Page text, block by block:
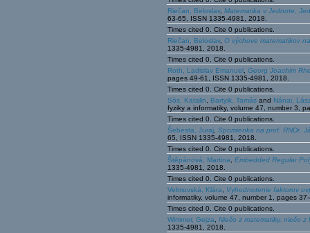
Riečan, Beloslav, Matematika v Jednote,
63-65, ISSN 1335-4981, 2018.
Times cited 0. Cite 0 publications.
Riečan, Beloslav, O výchove matematikov
1335-4981, 2018.
Times cited 0. Cite 0 publications.
Roth, Ladislav Emanuel Georg Joachim
pages 49-61, ISSN 1335-4981, 2018.
Times cited 0. Cite 0 publications.
Sós, Katalin
Bartyik, Tamás and Nánai,
fyziky a informatiky, volume 47, number 3,
Times cited 0. Cite 0 publications.
Šebesta, Juraj Spomienka na prof. RNDr.
65, ISSN 1335-4981, 2018.
Times cited 0. Cite 0 publications.
Štěpánová, Martina
Embedded Regular
1335-4981, 2018.
Times cited 0. Cite 0 publications.
Velmovská, Klára
Vyhodnotenie faktorov
informatiky, volume 47, number 1, pages
Times cited 0. Cite 0 publications.
Wimmer, Gejza
Niečo z matematiky, niečo z
1335-4981, 2018.